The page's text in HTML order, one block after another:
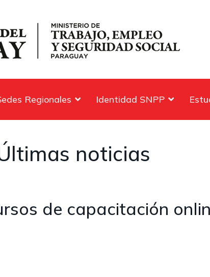
Regionales Identidad SNPP
noticias
de capacitación